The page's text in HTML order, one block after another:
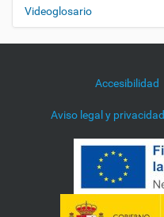
Videoglosario
Accesibilidad
Aviso legal y privacidad